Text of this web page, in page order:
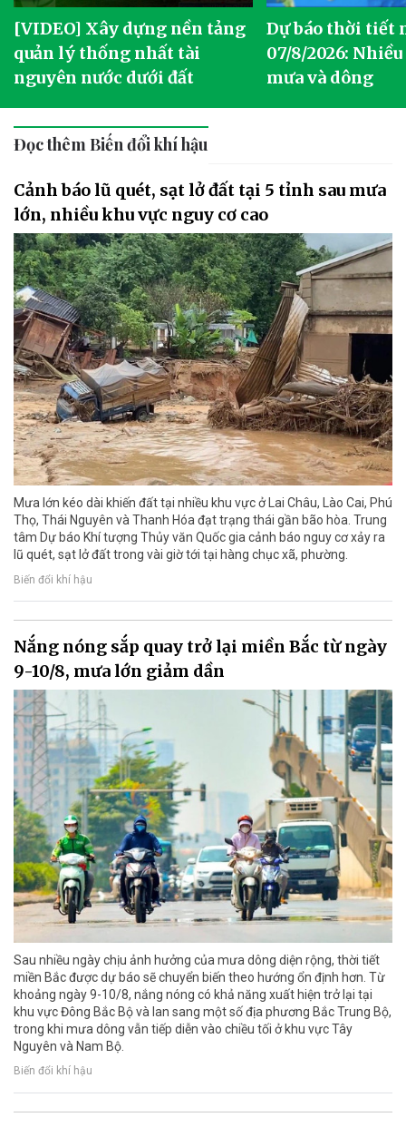
[VIDEO] Xây dựng nền tảng
quản lý thống nhất tài
nguyên nước dưới đất
Dự báo thời tiết
07/8/2026:
mưa và dông
Đọc thêm Biến đổi khí hậu
Cảnh báo lũ quét, sạt lở đất tại 5 tỉnh sau mưa
lớn, nhiều khu vực nguy cơ cao
Mưa lớn kéo dài khiến đất tại nhiều khu vực ở Lai Châu, Lào Cai, Phú
Thọ, Thái Nguyên và Thanh Hóa đạt trạng thái gần bão hòa. Trung
tâm Dự báo Khí tượng Thủy văn Quốc gia cảnh báo nguy cơ xảy ra
lũ quét, sạt lở đất trong vài giờ tới tại hàng chục xã, phường.
Biến đổi khí hậu
Nắng nóng sắp quay trở lại miền Bắc từ ngày
9-10/8, mưa lớn giảm dần
Sau nhiều ngày chịu ảnh hưởng của mưa dông diện rộng, thời tiết
miền Bắc được dự báo sẽ chuyển biến theo hướng ổn định hơn. Từ
khoảng ngày 9-10/8, nắng nóng có khả năng xuất hiện trở lại tại
khu vực Đông Bắc Bộ và lan sang một số địa phương Bắc Trung Bộ,
trong khi mưa dông vẫn tiếp diễn vào chiều tối ở khu vực Tây
Nguyên và Nam Bộ.
Biến đổi khí hậu